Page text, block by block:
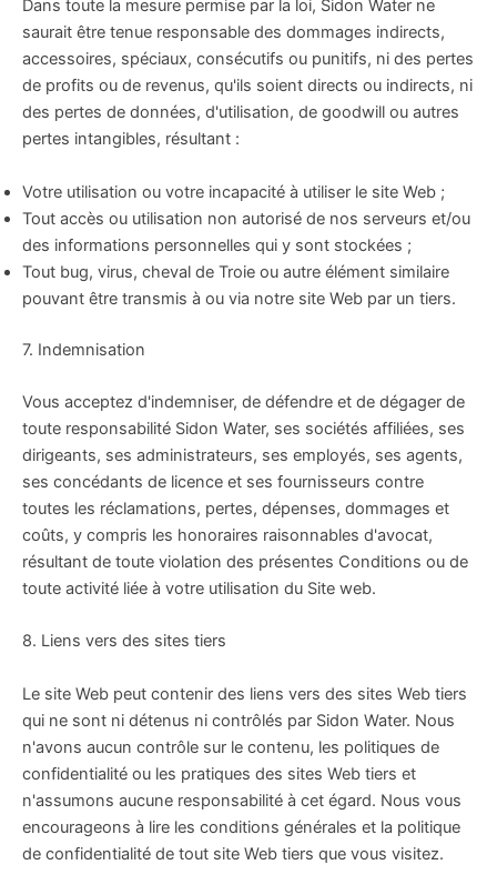
Dans toute la mesure permise par la loi, Sidon Water ne
saurait être tenue responsable des dommages indirects,
accessoires, spéciaux, consécutifs ou punitifs, ni des pertes
de profits ou de revenus, qu'ils soient directs ou indirects, ni
des pertes de données, d'utilisation, de goodwill ou autres
pertes intangibles, résultant :
Votre utilisation ou votre incapacité à utiliser le site Web ;
Tout accès ou utilisation non autorisé de nos serveurs et/ou
des informations personnelles qui y sont stockées ;
Tout bug, virus, cheval de Troie ou autre élément similaire
pouvant être transmis à ou via notre site Web par un tiers.
7. Indemnisation
Vous acceptez d'indemniser, de défendre et de dégager de
toute responsabilité Sidon Water, ses sociétés affiliées, ses
dirigeants, ses administrateurs, ses employés, ses agents,
ses concédants de licence et ses fournisseurs contre
toutes les réclamations, pertes, dépenses, dommages et
coûts, y compris les honoraires raisonnables d'avocat,
résultant de toute violation des présentes Conditions ou de
toute activité liée à votre utilisation du Site web.
8. Liens vers des sites tiers
Le site Web peut contenir des liens vers des sites Web tiers
qui ne sont ni détenus ni contrôlés par Sidon Water. Nous
n'avons aucun contrôle sur le contenu, les politiques de
confidentialité ou les pratiques des sites Web tiers et
n'assumons aucune responsabilité à cet égard. Nous vous
encourageons à lire les conditions générales et la politique
de confidentialité de tout site Web tiers que vous visitez.